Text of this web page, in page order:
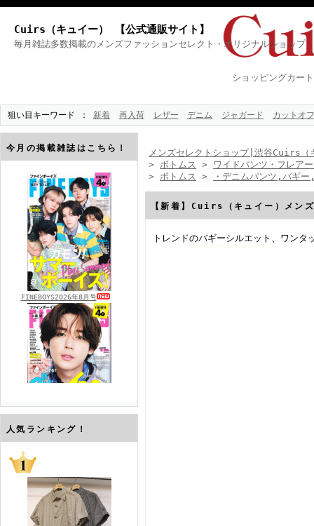
Cuirs（キュイー） 【公式通販サイト】
毎月雑誌多数掲載のメンズファッションセレクト・オリジナルショップ
ショッピングカート
狙い目キーワード 新着 再入荷 レザー デニム ジャガード カットオフ
今月の掲載雑誌はこちら！
FINEBOYS2026年8月号
FINEBOYS2026年7月号
人気ランキング！
メンズセレクトショップ|渋谷Cuirs（
> ボトムス > ワイドパンツ・フレア
> ボトムス > ・デニムパンツ,バギ
【新着】Cuirs（キュイー）メ
トレンドのバギーシルエット、ワンタ